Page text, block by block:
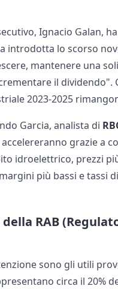
Ignacio Galan,
introdotta lo scorso
mantenere una
il dividendo".
2023-2025
Garcia, analista di
grazie a
idroelettrico, prezzi
più bassi e tassi
RAB
sono gli utili
circa il 20%